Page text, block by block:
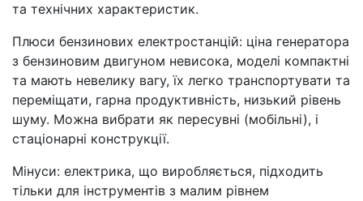
та технічних характеристик.
Плюси бензинових електростанцій: ціна генератора
з бензиновим двигуном невисока, моделі компактні
та мають невелику вагу, їх легко транспортувати та
переміщати, гарна продуктивність, низький рівень
шуму. Можна вибрати як пересувні (мобільні), і
стаціонарні конструкції.
Мінуси: електрика, що виробляється, підходить
тільки для інструментів з малим рівнем